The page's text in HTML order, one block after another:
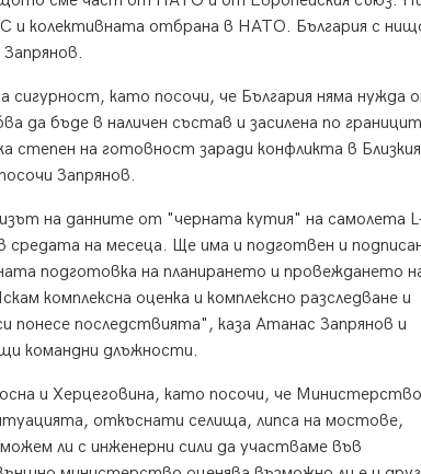
и колективната отбрана в НАТО. България с
като посочи, че България няма нужда
да бъде в наличен състав и засилена по
на готовност заради конфликта в Близкия
Запрянов.
на данните от "черната кутия" на самолета
на месеца. Ще има и подготвен и
подготовка на планирането и провеждането
комплексна оценка и комплексно разследване и
последствията", каза Атанас Запрянов и
командни длъжности.
и Херцеговина, като посочи, че
откъснати селища, липса на мостове,
ли с инженерни сили да участваме във